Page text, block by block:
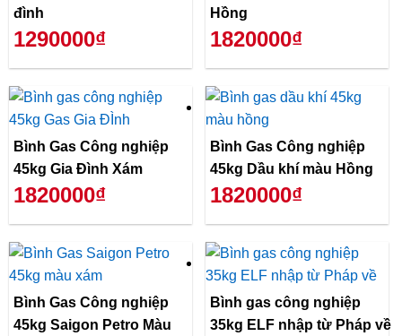
đình
1290000₫
Hồng
1820000₫
Bình Gas Công nghiệp
45kg Gia Đình Xám
1820000₫
Bình Gas Công nghiệp
45kg Dầu khí màu Hồng
1820000₫
Bình Gas Công nghiệp
45kg Saigon Petro Màu
Bình gas công nghiệp
35kg ELF nhập từ Pháp về